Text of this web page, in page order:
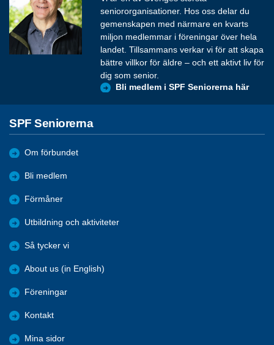
seniororganisationer. Hos oss delar du
gemenskapen med närmare en kvarts
miljon medlemmar i föreningar över hela
landet. Tillsammans verkar vi för att skapa
bättre villkor för äldre – och ett aktivt liv för
dig som senior.
Bli medlem i SPF Seniorerna här
SPF Seniorerna
Om förbundet
Bli medlem
Förmåner
Utbildning och aktiviteter
Så tycker vi
About us (in English)
Föreningar
Kontakt
Mina sidor